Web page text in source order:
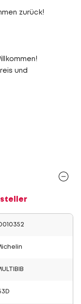
zurück!
und